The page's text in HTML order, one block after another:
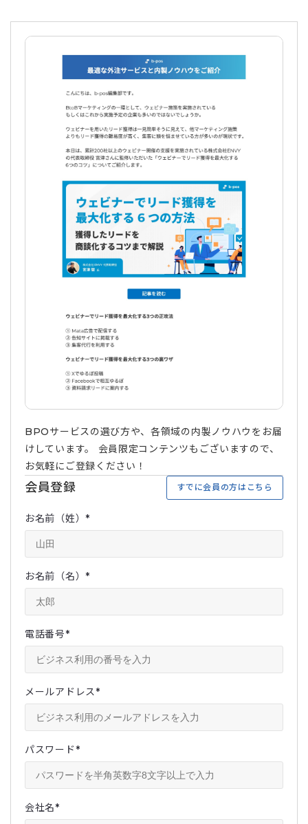
BPOサービスの選び方や、各領域の内製ノウハウをお届
けしています。 会員限定コンテンツもございますので、
お気軽にご登録ください！
会員登録 すでに会員の方はこちら
お名前（姓）*
お名前（名）*
電話番号*
メールアドレス*
パスワード*
会社名*